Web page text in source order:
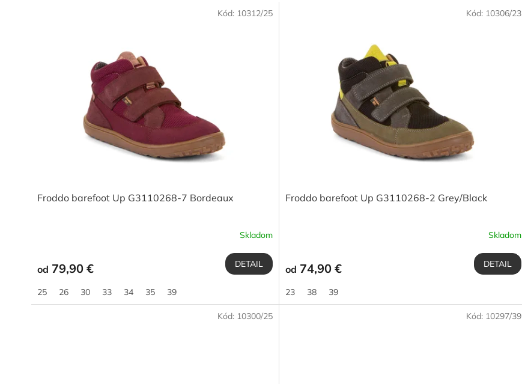
Froddo barefoot Up G3110268-7 Bordeaux
Skladom
od 79,90 € DETAIL
25 26 30 33 34 35 39
Kód: 10312/25
Froddo barefoot Up G3110268-2 Grey/Black
Skladom
od 74,90 € DETAIL
23 38 39
Kód: 10306/23
Kód: 10300/25 Kód: 10297/39